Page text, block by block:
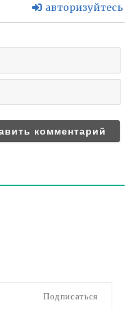
авторизуйтесь
Подписаться